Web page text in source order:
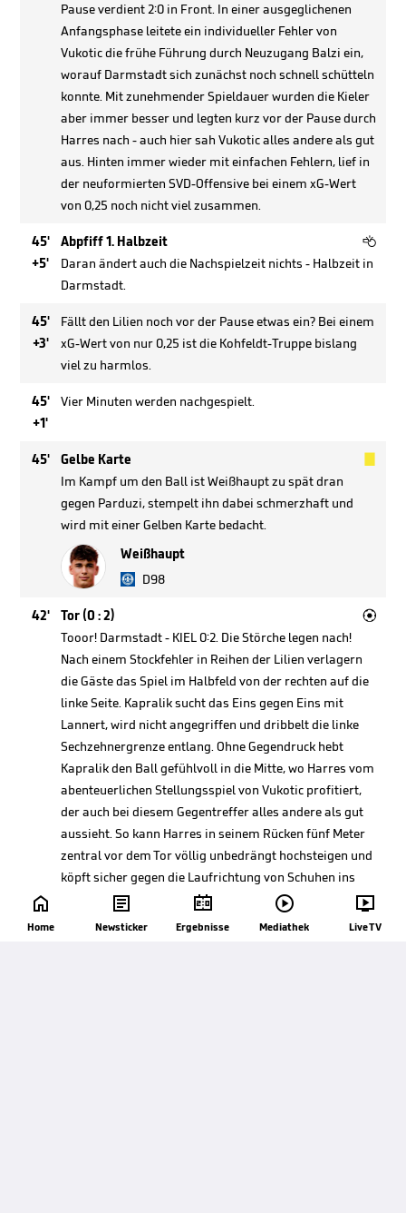
Pause verdient 2:0 in Front. In einer ausgeglichenen
Anfangsphase leitete ein individueller Fehler von
Vukotic die frühe Führung durch Neuzugang Balzi ein,
worauf Darmstadt sich zunächst noch schnell schütteln
konnte. Mit zunehmender Spieldauer wurden die Kieler
aber immer besser und legten kurz vor der Pause durch
Harres nach - auch hier sah Vukotic alles andere als gut
aus. Hinten immer wieder mit einfachen Fehlern, lief in
der neuformierten SVD-Offensive bei einem xG-Wert
von 0,25 noch nicht viel zusammen.
45'
+5'
Abpfiff 1. Halbzeit 
Daran ändert auch die Nachspielzeit nichts - Halbzeit in
Darmstadt.
45'
+3'
Fällt den Lilien noch vor der Pause etwas ein? Bei einem
xG-Wert von nur 0,25 ist die Kohfeldt-Truppe bislang
viel zu harmlos.
45'
+1'
Vier Minuten werden nachgespielt.
45' Gelbe Karte
Im Kampf um den Ball ist Weißhaupt zu spät dran
gegen Parduzi, stempelt ihn dabei schmerzhaft und
wird mit einer Gelben Karte bedacht.
Weißhaupt
D98
42' Tor (0 : 2) 
Tooor! Darmstadt - KIEL 0:2. Die Störche legen nach!
Nach einem Stockfehler in Reihen der Lilien verlagern
die Gäste das Spiel im Halbfeld von der rechten auf die
linke Seite. Kapralik sucht das Eins gegen Eins mit
Lannert, wird nicht angegriffen und dribbelt die linke
Sechzehnergrenze entlang. Ohne Gegendruck hebt
Kapralik den Ball gefühlvoll in die Mitte, wo Harres vom
abenteuerlichen Stellungsspiel von Vukotic profitiert,
der auch bei diesem Gegentreffer alles andere als gut
aussieht. So kann Harres in seinem Rücken fünf Meter
zentral vor dem Tor völlig unbedrängt hochsteigen und
köpft sicher gegen die Laufrichtung von Schuhen ins
linke Eck ein.
Harres

Home

Newsticker

Ergebnisse

Mediathek

Live TV